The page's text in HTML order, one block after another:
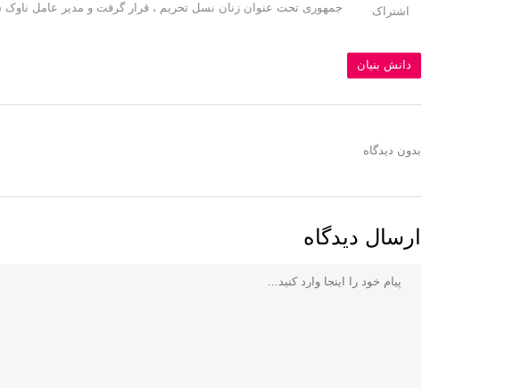
اشتراک
جمهوری تحت عنوان زنان نسل تحریم ، قرار گرفت و مدیر عامل ناوک
دانش بنیان
بدون دیدگاه
ارسال دیدگاه